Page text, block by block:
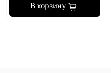
В корзину